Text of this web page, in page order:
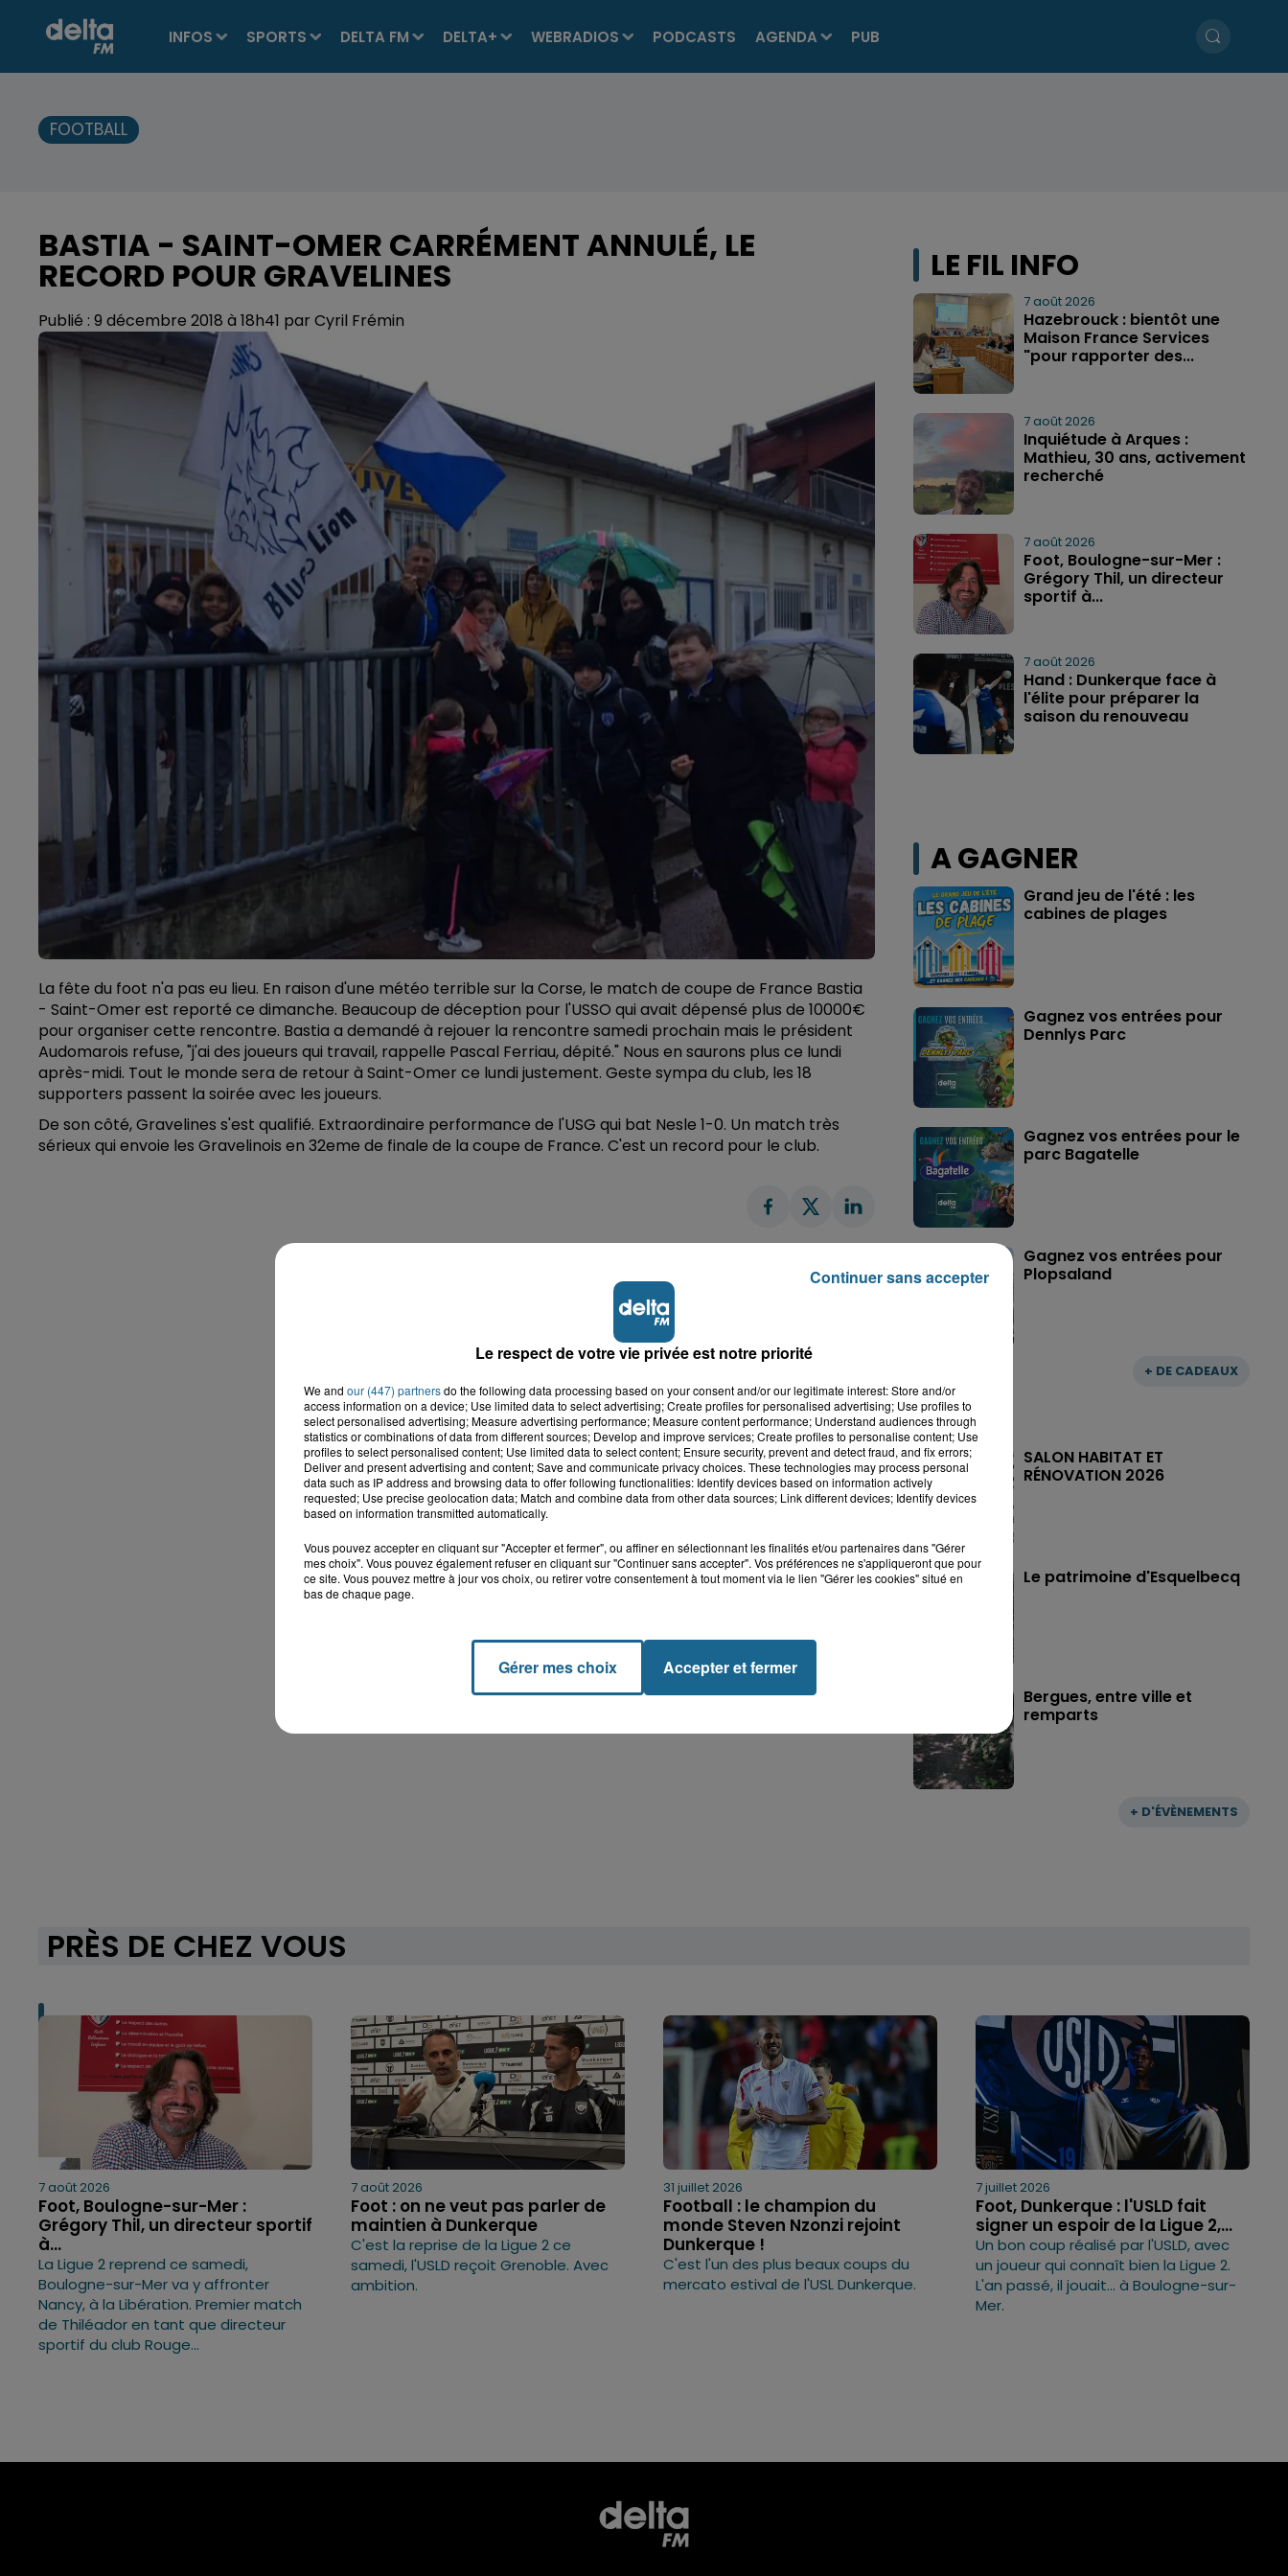
INFOS SPORTS DELTA FM DELTA+ WEBRADIOS PODCASTS AGENDA PUB
FOOTBALL
BASTIA - SAINT-OMER CARRÉMENT ANNULÉ, LE
RECORD POUR GRAVELINES
Publié : 9 décembre 2018 à 18h41 par Cyril Frémin
La fête du foot n'a pas eu lieu. En raison d'une météo terrible sur la Corse, le match de coupe de France Bastia
- Saint-Omer est reporté ce dimanche. Beaucoup de déception pour l'USSO qui avait dépensé plus de 10000€
pour organiser cette rencontre. Bastia a demandé à rejouer la rencontre samedi prochain mais le président
Audomarois refuse, "j'ai des joueurs qui travail, rappelle Pascal Ferriau, dépité." Nous en saurons plus ce lundi
après-midi. Tout le monde sera de retour à Saint-Omer ce lundi justement. Geste sympa du club, les 18
supporters passent la soirée avec les joueurs.
De son côté, Gravelines s'est qualifié. Extraordinaire performance de l'USG qui bat Nesle 1-0. Un match très
sérieux qui envoie les Gravelinois en 32eme de finale de la coupe de France. C'est un record pour le club.
LE FIL INFO
7 août 2026
Hazebrouck : bientôt une
Maison France Services
"pour rapporter des...
7 août 2026
Inquiétude à Arques :
Mathieu, 30 ans, activement
recherché
7 août 2026
Foot, Boulogne-sur-Mer :
Grégory Thil, un directeur
sportif à...
7 août 2026
Hand : Dunkerque face à
l'élite pour préparer la
saison du renouveau
A GAGNER
+ DE CADEAUX
Grand jeu de l'été : les
cabines de plages
Gagnez vos entrées pour
Dennlys Parc
Gagnez vos entrées pour le
parc Bagatelle
Gagnez vos entrées pour
Plopsaland
+ D'ÉVÈNEMENTS
SALON HABITAT ET
RÉNOVATION 2026
Le patrimoine d'Esquelbecq
Bergues, entre ville et
remparts
PRÈS DE CHEZ VOUS
7 août 2026
Foot, Boulogne-sur-Mer :
Grégory Thil, un directeur sportif
à...
La Ligue 2 reprend ce samedi,
Boulogne-sur-Mer va y affronter
Nancy, à la Libération. Premier match
de Thiléador en tant que directeur
sportif du club Rouge...
7 août 2026
Foot : on ne veut pas parler de
maintien à Dunkerque
C'est la reprise de la Ligue 2 ce
samedi, l'USLD reçoit Grenoble. Avec
ambition.
31 juillet 2026
Football : le champion du
monde Steven Nzonzi rejoint
Dunkerque !
C'est l'un des plus beaux coups du
mercato estival de l'USL Dunkerque.
7 juillet 2026
Foot, Dunkerque : l'USLD fait
signer un espoir de la Ligue 2,...
Un bon coup réalisé par l'USLD, avec
un joueur qui connaît bien la Ligue 2.
L'an passé, il jouait... à Boulogne-sur-
Mer.
Le respect de votre vie privée est notre priorité
We and our (447) partnersdo the following data processing based on your consent and/or our legitimate interest: Store and/or
access information on a device; Use limited data to select advertising; Create profiles for personalised advertising; Use profiles to
select personalised advertising; Measure advertising performance; Measure content performance; Understand audiences through
statistics or combinations of data from different sources; Develop and improve services; Create profiles to personalise content; Use
profiles to select personalised content; Use limited data to select content; Ensure security, prevent and detect fraud, and fix errors;
Deliver and present advertising and content; Save and communicate privacy choices. These technologies may process personal
data such as IP address and browsing data to offer following functionalities: Identify devices based on information actively
requested; Use precise geolocation data; Match and combine data from other data sources; Link different devices; Identify devices
based on information transmitted automatically.
Vous pouvez accepter en cliquant sur "Accepter et fermer", ou affiner en sélectionnant les finalités et/ou partenaires dans "Gérer
mes choix". Vous pouvez également refuser en cliquant sur "Continuer sans accepter". Vos préférences ne s'appliqueront que pour
ce site. Vous pouvez mettre à jour vos choix, ou retirer votre consentement à tout moment via le lien "Gérer les cookies" situé en
bas de chaque page.
Gérer mes choix Accepter et fermer
Continuer sans accepter